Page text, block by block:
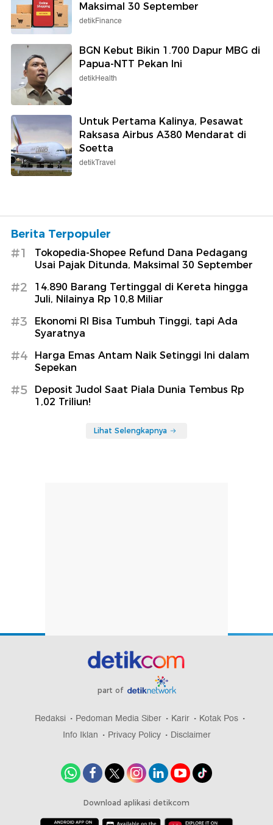
Maksimal 30 September
detikFinance
BGN Kebut Bikin 1.700 Dapur MBG di
Papua-NTT Pekan Ini
detikHealth
Untuk Pertama Kalinya, Pesawat
Raksasa Airbus A380 Mendarat di
Soetta
detikTravel
Berita Terpopuler
#1
Tokopedia-Shopee Refund Dana Pedagang
Usai Pajak Ditunda, Maksimal 30 September
#2
14.890 Barang Tertinggal di Kereta hingga
Juli, Nilainya Rp 10,8 Miliar
#3
Ekonomi RI Bisa Tumbuh Tinggi, tapi Ada
Syaratnya
#4
Harga Emas Antam Naik Setinggi Ini dalam
Sepekan
#5
Deposit Judol Saat Piala Dunia Tembus Rp
1,02 Triliun!
Lihat Selengkapnya
part of
Redaksi Pedoman Media Siber Karir
Kotak Pos
Info Iklan
Privacy Policy Disclaimer
Download aplikasi detikcom